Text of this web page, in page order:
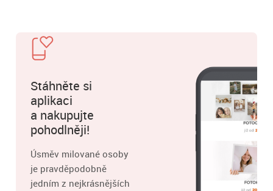
Stáhněte si
aplikaci
a nakupujte
pohodlněji!
Úsměv milované osoby
je pravděpodobně
jedním z nejkrásnějších